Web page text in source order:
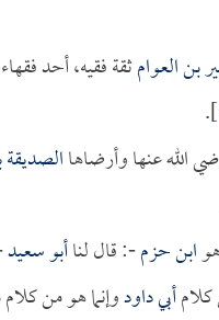
بن العوامثقة فقيه، أحد
].
الله عنها وأرضاها
ابن حزم-: قال لناأبو سعيد
أبي داودوإنما هو من